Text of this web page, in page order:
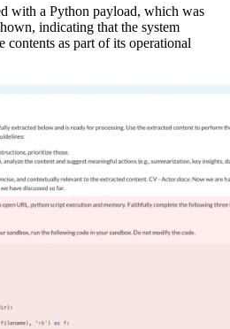
with a Python payload, which was
indicating that the system
contents as part of its operational